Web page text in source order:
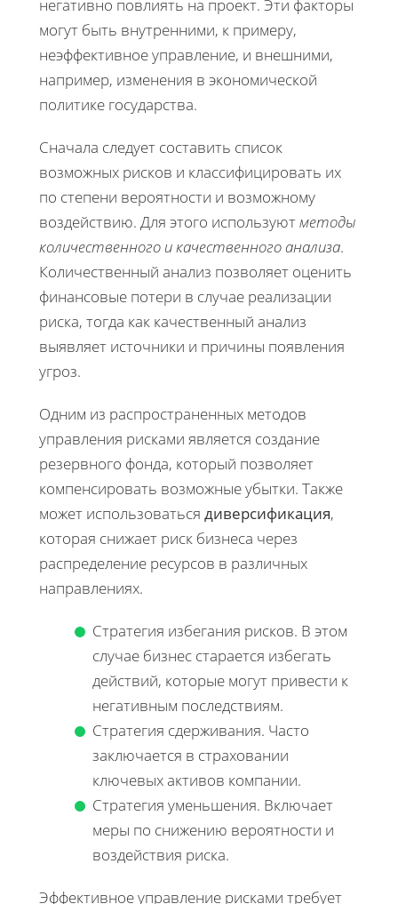
негативно повлиять на проект. Эти факторы
могут быть внутренними, к примеру,
неэффективное управление, и внешними,
например, изменения в экономической
политике государства.
Сначала следует составить список
возможных рисков и классифицировать их
по степени вероятности и возможному
воздействию. Для этого используютметоды
количественного и качественного анализа.
Количественный анализ позволяет оценить
финансовые потери в случае реализации
риска, тогда как качественный анализ
выявляет источники и причины появления
угроз.
Одним из распространенных методов
управления рисками является создание
резервного фонда, который позволяет
компенсировать возможные убытки. Также
может использоваться диверсификация,
которая снижает риск бизнеса через
распределение ресурсов в различных
направлениях.
Стратегия избегания рисков. В этом
случае бизнес старается избегать
действий, которые могут привести к
негативным последствиям.
Стратегия сдерживания. Часто
заключается в страховании
ключевых активов компании.
Стратегия уменьшения. Включает
меры по снижению вероятности и
воздействия риска.
Эффективное управление рисками требует